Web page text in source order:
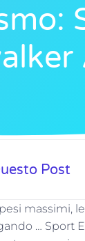
Post
massimi,
… Sport